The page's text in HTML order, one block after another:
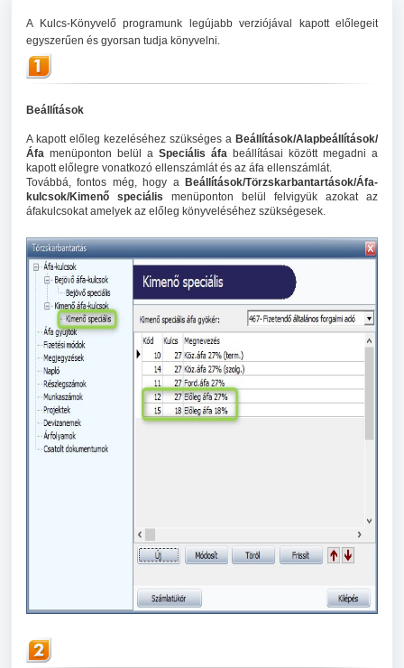
A Kulcs-Könyvelő programunk legújabb verziójával kapott előlegeit
egyszerűen és gyorsan tudja könyvelni.
Beállítások
A kapott előleg kezeléséhez szükséges a Beállítások/Alapbeállítások/
Áfa menüponton belül a Speciális áfa beállításai között megadni a
kapott előlegre vonatkozó ellenszámlát és az áfa ellenszámlát.
Továbbá, fontos még, hogy a Beállítások/Törzskarbantartások/Áfa-
kulcsok/Kimenő speciális menüponton belül felvigyük azokat az
áfakulcsokat amelyek az előleg könyveléséhez szükségesek.